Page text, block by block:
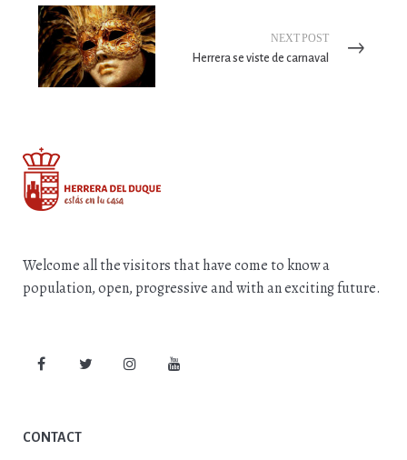
NEXT POST
Herrera se viste de carnaval
Welcome all the visitors that have come to know a
population, open, progressive and with an exciting future.
CONTACT